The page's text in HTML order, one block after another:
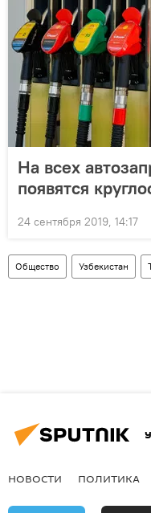
На всех
появятся
24 сентября 2019, 14:17
Общество Узбекистан
НОВОСТИ ПОЛИТИКА